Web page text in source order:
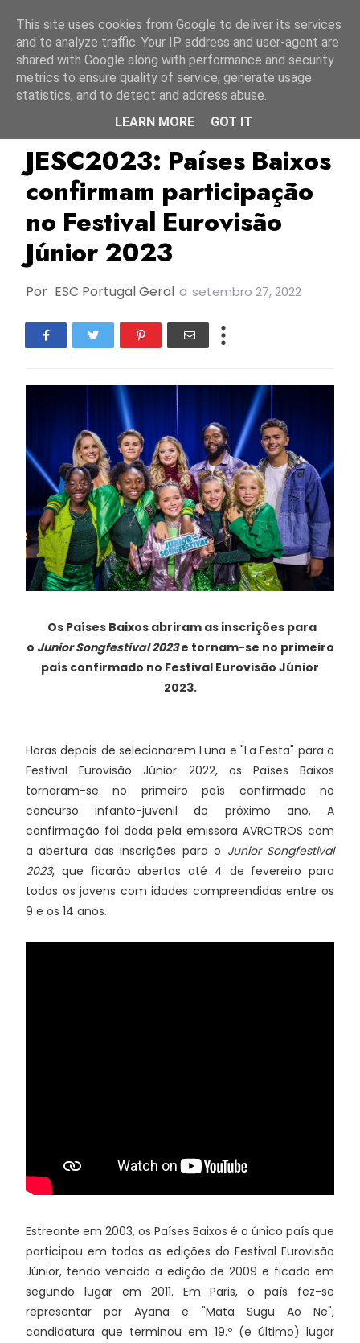
AVROTROS JESC2023 Junior Songfestival
JESC2023: Países Baixos
confirmam participação
no Festival Eurovisão
Júnior 2023
Por ESC Portugal Geral a setembro 27, 2022
Os Países Baixos abriram as inscrições para
o Junior Songfestival 2023e tornam-se no primeiro
país confirmado no Festival Eurovisão Júnior
2023.
Horas depois de selecionarem Luna e "La Festa" para o
Festival Eurovisão Júnior 2022, os Países Baixos
tornaram-se no primeiro país confirmado no
concurso infanto-juvenil do próximo ano. A
confirmação foi dada pela emissora AVROTROS com
a abertura das inscrições para o Junior Songfestival
2023, que ficarão abertas até 4 de fevereiro para
todos os jovens com idades compreendidas entre os
9 e os 14 anos.
Estreante em 2003, os Países Baixos é o único país que
participou em todas as edições do Festival Eurovisão
Júnior, tendo vencido a edição de 2009 e ficado em
segundo lugar em 2011. Em Paris, o país fez-se
representar por Ayana e "Mata Sugu Ao Ne",
candidatura que terminou em 19.º (e último) lugar
This site uses cookies from Google to deliver its services
and to analyze traffic. Your IP address and user-agent are
shared with Google along with performance and security
metrics to ensure quality of service, generate usage
statistics, and to detect and address abuse.
LEARN MORE
GOT IT